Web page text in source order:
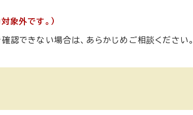
象外です。）
認できない場合は、あらかじめご相談ください。